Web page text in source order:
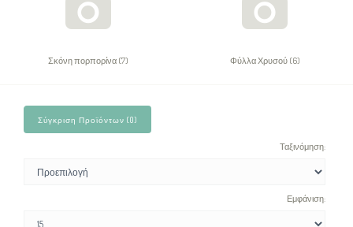
Σκόνη πορπορίνα (7) Φύλλα Χρυσού (6)
Σύγκριση Προϊόντων (0)
Ταξινόμηση:
Εμφάνιση: